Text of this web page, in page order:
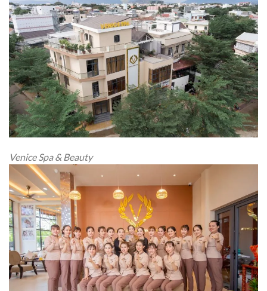
Venice Spa & Beauty